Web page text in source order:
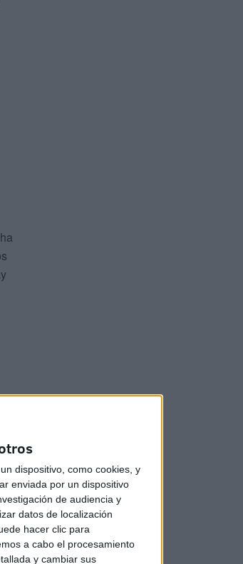
dispositivo, como cookies, y
enviada por un dispositivo
de audiencia y
datos de localización
hacer clic para
a cabo el procesamiento
y cambiar sus